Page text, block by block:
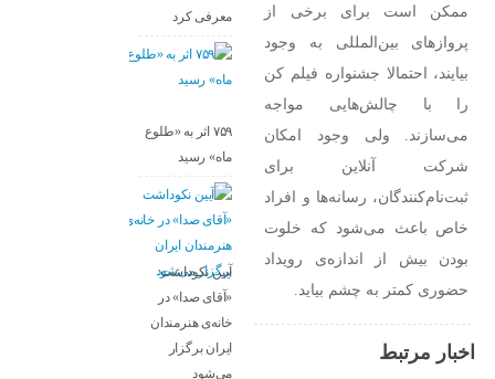
ممکن است برای برخی از
پروازهای بین‌المللی به وجود
بیایند، احتمالا جشنواره فیلم کن
را با چالش‌هایی مواجه
می‌سازند. ولی وجود امکان
شرکت آنلاین برای
ثبت‌نام‌کنندگان، رسانه‌ها و افراد
خاص باعث می‌شود که خلوت
بودن بیش از اندازه‌ی رویداد
حضوری کمتر به چشم بیاید.
اخبار مرتبط
معرفی کرد
۷۵۹ اثر به «طلوع
ماه» رسید
آیین نکوداشت
«آقای صدا» در
خانه‌ی هنرمندان
ایران برگزار
می‌شود